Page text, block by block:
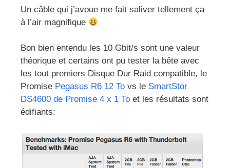
Un câble qui j’avoue me fait saliver tellement ça
à l’air magnifique
Bon bien entendu les 10 Gbit/s sont une valeur
théorique et certains ont pu tester la bête avec
les tout premiers Disque Dur Raid compatible, le
Promise Pegasus R6 12 To vs le SmartStor
DS4600 de Promise 4 x 1 To et les résultats sont
édifiants: